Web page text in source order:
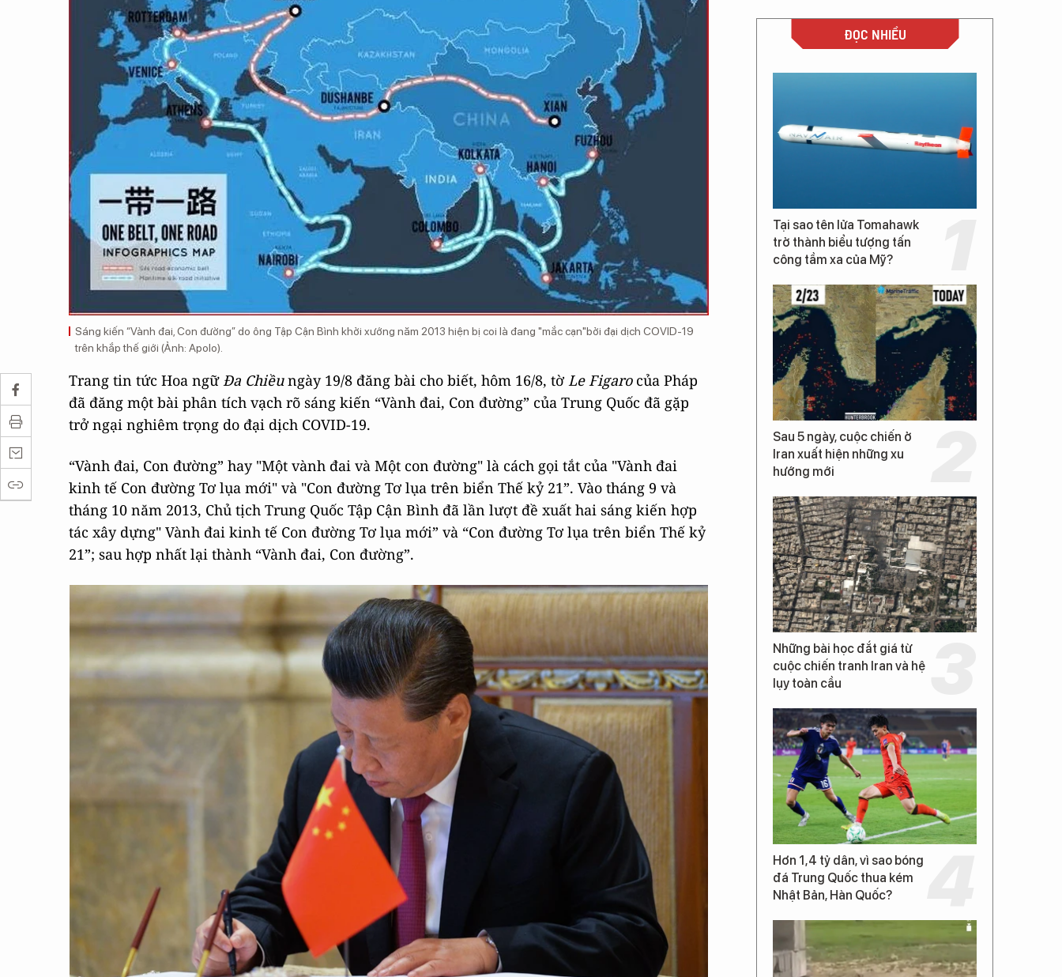
Sáng kiến “Vành đai, Con đường” do ông Tập Cận Bình khởi xướng năm 2013 hiện bị coi là đang "mắc cạn"bởi đại dịch COVID-19
trên khắp thế giới (Ảnh: Apolo).
Trang tin tức Hoa ngữĐa Chiềungày 19/8 đăng bài cho biết, hôm 16/8, tờ Le Figarocủa Pháp
đã đăng một bài phân tích vạch rõ sáng kiến “Vành đai, Con đường” của Trung Quốc đã gặp
trở ngại nghiêm trọng do đại dịch COVID-19.
“Vành đai, Con đường” hay "Một vành đai và Một con đường" là cách gọi tắt của "Vành đai
kinh tế Con đường Tơ lụa mới" và "Con đường Tơ lụa trên biển Thế kỷ 21”. Vào tháng 9 và
tháng 10 năm 2013, Chủ tịch Trung Quốc Tập Cận Bình đã lần lượt đề xuất hai sáng kiến hợp
tác xây dựng" Vành đai kinh tế Con đường Tơ lụa mới” và “Con đường Tơ lụa trên biển Thế kỷ
21”; sau hợp nhất lại thành “Vành đai, Con đường”.
ĐỌC NHIỀU
Tại sao tên lửa Tomahawk
trở thành biểu tượng tấn
công tầm xa của Mỹ?
Sau 5 ngày, cuộc chiến ở
Iran xuất hiện những xu
hướng mới
Những bài học đắt giá từ
cuộc chiến tranh Iran và hệ
lụy toàn cầu
Hơn 1,4 tỷ dân, vì sao bóng
đá Trung Quốc thua kém
Nhật Bản, Hàn Quốc?